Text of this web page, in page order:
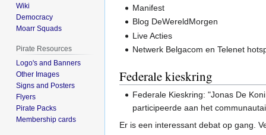
Manifest
Blog DeWereldMorgen
Live Acties
Netwerk Belgacom en Telenet
Federale kieskring
Federale Kieskring: "Jonas De
participeerde aan het
Er is een interessant debat op gang.
Wiki
Democracy
Moarr Squads
Pirate Resources
Logo's and Banners
Other Images
Signs and Posters
Flyers
Pirate Packs
Membership cards